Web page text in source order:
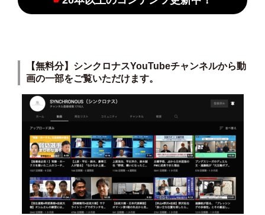
【無料分】 シンクロナスYouTubeチャンネルから動
画の一部をご覧いただけます。